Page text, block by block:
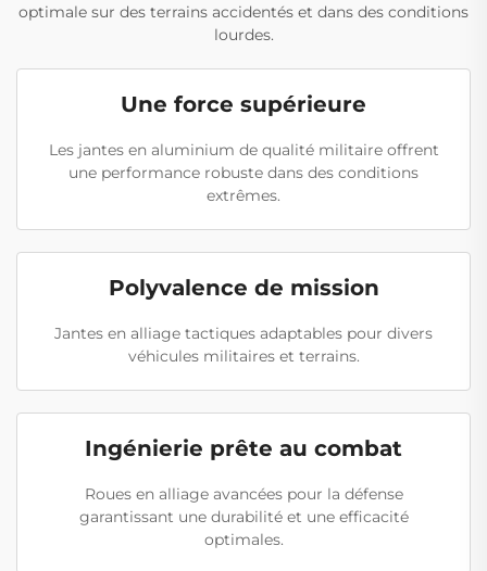
optimale sur des terrains accidentés et dans des conditions
lourdes.
Une force supérieure
Les jantes en aluminium de qualité militaire offrent
une performance robuste dans des conditions
extrêmes.
Polyvalence de mission
Jantes en alliage tactiques adaptables pour divers
véhicules militaires et terrains.
Ingénierie prête au combat
Roues en alliage avancées pour la défense
garantissant une durabilité et une efficacité
optimales.